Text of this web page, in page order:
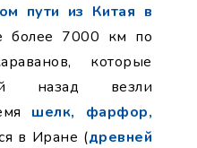
пути из Китая в
более 7000 км по
которые
назад везли
шелк, фарфор,
в Иране (древней